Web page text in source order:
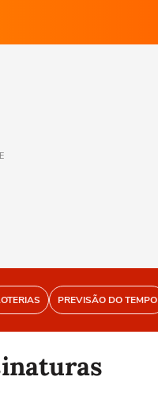
PREVISÃO DO TEMPO